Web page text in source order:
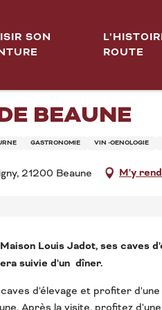
SON
ROUTE
BEAUNE
GASTRONOMIE VIN -OENOLOGIE
21200 Beaune M'y
Louis Jadot, ses caves
suivie d'un  dîner.
d'élevage et profiter
Après la visite, profitez